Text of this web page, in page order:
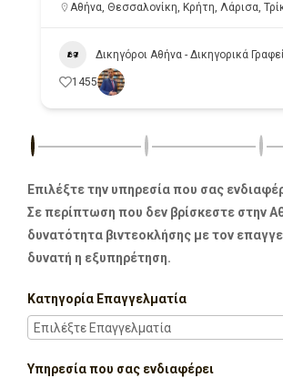
Αθήνα, Θεσσαλονίκη, Κρήτη, Λάρισα,
Δικηγόροι Αθήνα - Δικηγορικά
1455
Επιλέξτε την υπηρεσία που σας
Σε περίπτωση που δεν βρίσκεστε στην
δυνατότητα βιντεοκλήσης με τον
δυνατή η εξυπηρέτηση.
Κατηγορία Επαγγελματία
Υπηρεσία που σας ενδιαφέρει